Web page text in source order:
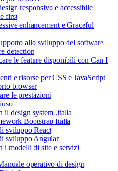
responsivo e accessibile
first
enhancement e Graceful
allo sviluppo del software
detection
le feature disponibili con Can I
e risorse per CSS e JavaScript
browser
le prestazioni
il design system .italia
Bootstrap Italia
sviluppo React
sviluppo Angular
i modelli di sito e servizi
operativo di design